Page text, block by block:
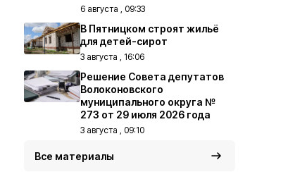
6 августа , 09:33
В Пятницком строят жильё
для детей-сирот
3 августа , 16:06
Решение Совета депутатов
Волоконовского
муниципального округа №
273 от 29 июля 2026 года
3 августа , 09:10
Все материалы